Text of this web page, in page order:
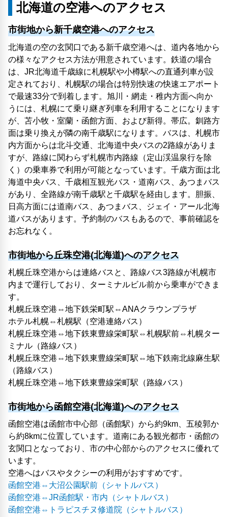
北海道の空港へのアクセス
市街地から新千歳空港へのアクセス
北海道の空の玄関口である新千歳空港へは、道内各地から
の様々なアクセス方法が用意されています。鉄道の場合
は、JR北海道千歳線に札幌駅や小樽駅への直通列車が設
定されており、札幌駅の場合は特別快速の快速エアポート
で最速33分で到着します。旭川・網走・稚内方面へ向か
うには、札幌にて乗り継ぎ列車を利用することになります
が、苫小牧・室蘭・函館方面、および新得。帯広。釧路方
面は乗り換えが隣の南千歳駅になります。バスは、札幌市
内方面からは北斗交通、北海道中央バスの2路線がありま
すが、路線に関わらず札幌市内路線（定山渓温泉行を除
く）の乗車券で利用が可能となっています。千歳方面は北
海道中央バス、千歳相互観光バス・道南バス、あつまバス
があり、全路線が南千歳駅と千歳駅を経由します。胆振、
日高方面には道南バス、あつまバス、ジェイ・アール北海
道バスがあります。予約制のバスもあるので、事前確認を
お忘れなく。
市街地から丘珠空港(北海道)へのアクセス
札幌丘珠空港からは連絡バスと、路線バス3路線が札幌市
内まで運行しており、ターミナルビル前から乗車ができま
す。
札幌丘珠空港⇔地下鉄栄町駅⇔ANAクラウンプラザ
ホテル札幌⇔札幌駅（空港連絡バス）
札幌丘珠空港⇔地下鉄東豊線栄町駅⇔札幌駅前⇔札幌ター
ミナル（路線バス）
札幌丘珠空港⇔地下鉄東豊線栄町駅⇔地下鉄南北線麻生駅
（路線バス）
札幌丘珠空港⇔地下鉄東豊線栄町駅（路線バス）
市街地から函館空港(北海道)へのアクセス
函館空港は函館市中心部（函館駅）から約9km、五稜郭か
ら約8kmに位置しています。道南にある観光都市・函館の
玄関口となっており、市の中心部からのアクセスに優れて
います。
空港へはバスやタクシーの利用がおすすめです。
函館空港⇔大沼公園駅前（シャトルバス）
函館空港⇔JR函館駅・市内（シャトルバス）
函館空港⇔トラピスチヌ修道院（シャトルバス）